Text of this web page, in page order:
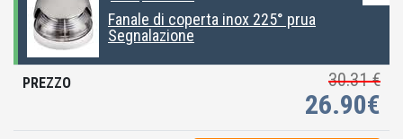
Fanale di coperta inox 225° prua
Segnalazione
30.31 €
26.90€